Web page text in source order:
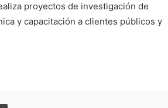
proyectos de investigación de
y capacitación a clientes públicos y